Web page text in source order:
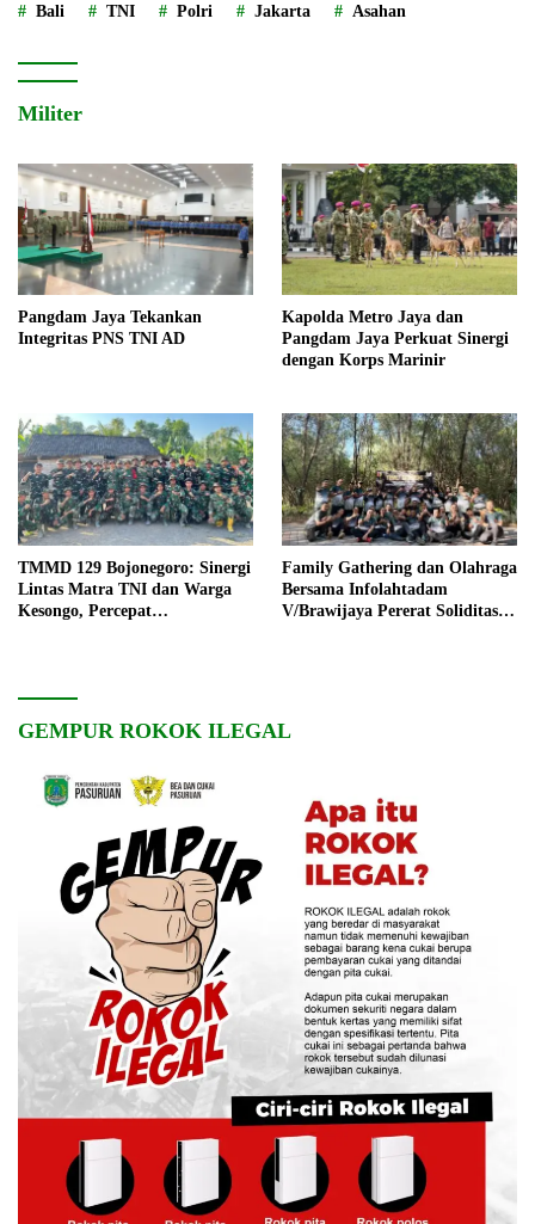
Bali TNI Polri Jakarta Asahan
Militer
Pangdam Jaya Tekankan
Integritas PNS TNI AD
Kapolda Metro Jaya dan
Pangdam Jaya Perkuat Sinergi
dengan Korps Marinir
TMMD 129 Bojonegoro: Sinergi
Lintas Matra TNI dan Warga
Kesongo, Percepat
Family Gathering dan Olahraga
Bersama Infolahtadam
V/Brawijaya Pererat Soliditas
GEMPUR ROKOK ILEGAL